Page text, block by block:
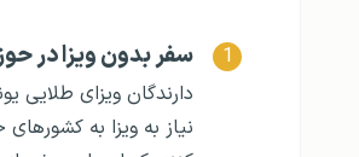
سفر بدون ویزا در
دارندگان ویزای طلایی
نیاز به ویزا به